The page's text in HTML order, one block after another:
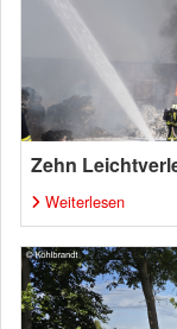
Zehn
Weiterlesen